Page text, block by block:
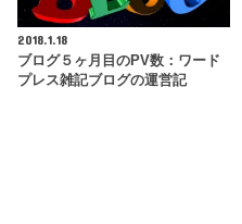
2018.1.18
ブログ５ヶ月目のPV数：ワード
プレス雑記ブログの運営記